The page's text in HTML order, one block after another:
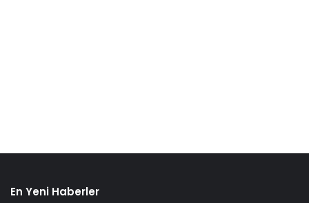
En Yeni Haberler